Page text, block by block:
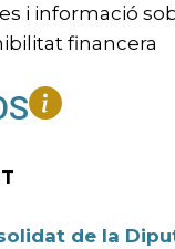
i informació
financera
de la